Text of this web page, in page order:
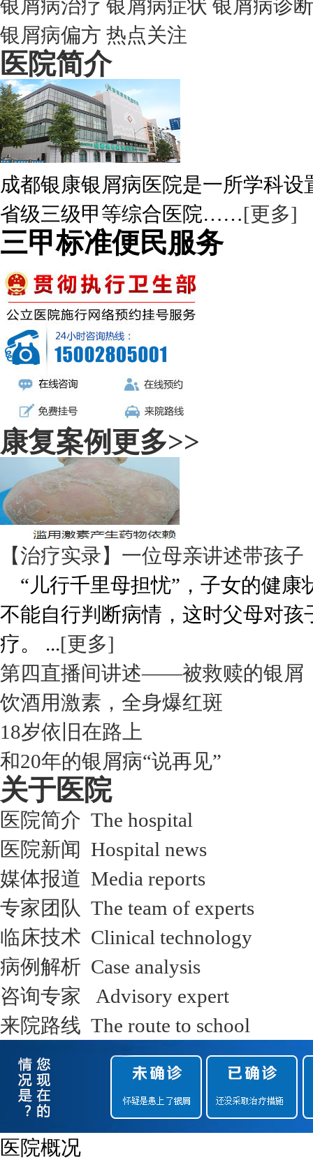
银屑病治疗 银屑病症状 银屑病诊断
银屑病偏方 热点关注
医院简介
成都银康银屑病医院是一所学科
省级三级甲等综合医院……[更多]
三甲标准便民服务
康复案例更多>>
【治疗实录】一位母亲讲述带孩子
“儿行千里母担忧”，子女的健康
不能自行判断病情，这时父母对
疗。 ...[更多]
第四直播间讲述——被救赎的银屑
饮酒用激素，全身爆红斑
18岁依旧在路上
和20年的银屑病“说再见”
关于医院
医院简介 The hospital
医院新闻 Hospital news
媒体报道 Media reports
专家团队 The team of experts
临床技术 Clinical technology
病例解析 Case analysis
咨询专家 Advisory expert
来院路线 The route to school
医院概况